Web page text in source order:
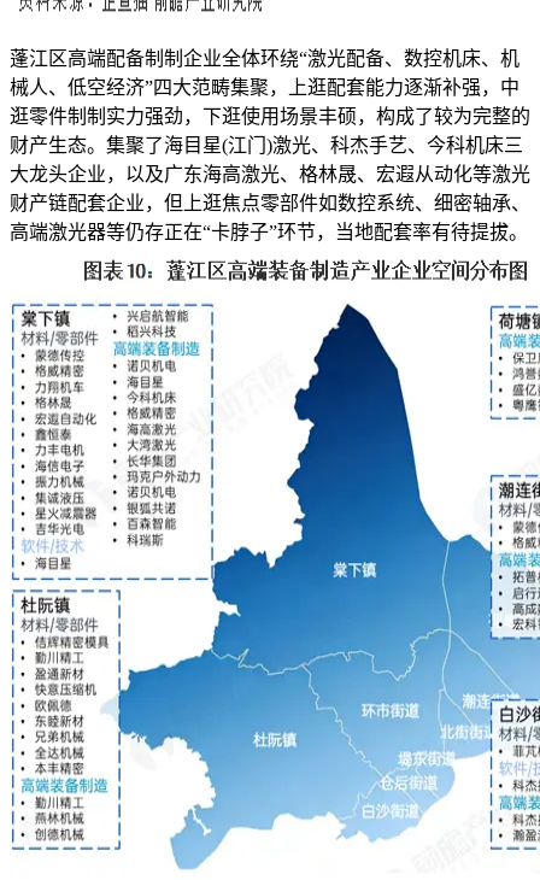
蓬江区高端配备制制企业全体环绕“激光配备、数控机床、机
械人、低空经济”四大范畴集聚，上逛配套能力逐渐补强，中
逛零件制制实力强劲，下逛使用场景丰硕，构成了较为完整的
财产生态。集聚了海目星(江门)激光、科杰手艺、今科机床三
大龙头企业，以及广东海高激光、格林晟、宏遐从动化等激光
财产链配套企业，但上逛焦点零部件如数控系统、细密轴承、
高端激光器等仍存正在“卡脖子”环节，当地配套率有待提拔。